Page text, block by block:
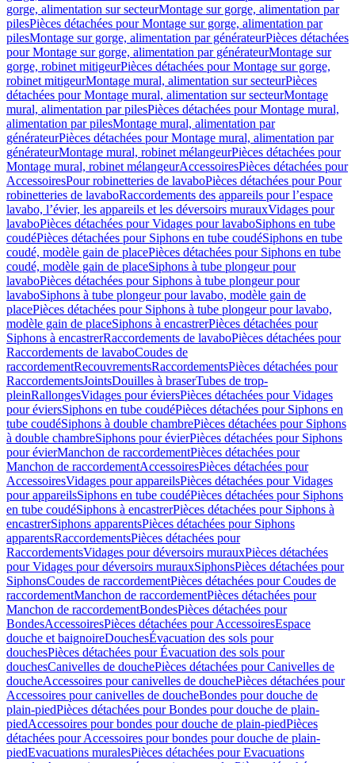
gorge, alimentation sur secteurMontage sur gorge, alimentation par
pilesPièces détachées pour Montage sur gorge, alimentation par
pilesMontage sur gorge, alimentation par générateurPièces détachées
pour Montage sur gorge, alimentation par générateurMontage sur
gorge, robinet mitigeurPièces détachées pour Montage sur gorge,
robinet mitigeurMontage mural, alimentation sur secteurPièces
détachées pour Montage mural, alimentation sur secteurMontage
mural, alimentation par pilesPièces détachées pour Montage mural,
alimentation par pilesMontage mural, alimentation par
générateurPièces détachées pour Montage mural, alimentation par
générateurMontage mural, robinet mélangeurPièces détachées pour
Montage mural, robinet mélangeurAccessoiresPièces détachées pour
AccessoiresPour robinetteries de lavaboPièces détachées pour Pour
robinetteries de lavaboRaccordements des appareils pour l’espace
lavabo, l’évier, les appareils et les déversoirs murauxVidages pour
lavaboPièces détachées pour Vidages pour lavaboSiphons en tube
coudéPièces détachées pour Siphons en tube coudéSiphons en tube
coudé, modèle gain de placePièces détachées pour Siphons en tube
coudé, modèle gain de placeSiphons à tube plongeur pour
lavaboPièces détachées pour Siphons à tube plongeur pour
lavaboSiphons à tube plongeur pour lavabo, modèle gain de
placePièces détachées pour Siphons à tube plongeur pour lavabo,
modèle gain de placeSiphons à encastrerPièces détachées pour
Siphons à encastrerRaccordements de lavaboPièces détachées pour
Raccordements de lavaboCoudes de
raccordementRecouvrementsRaccordementsPièces détachées pour
RaccordementsJointsDouilles à braserTubes de trop-
pleinRallongesVidages pour éviersPièces détachées pour Vidages
pour éviersSiphons en tube coudéPièces détachées pour Siphons en
tube coudéSiphons à double chambrePièces détachées pour Siphons
à double chambreSiphons pour évierPièces détachées pour Siphons
pour évierManchon de raccordementPièces détachées pour
Manchon de raccordementAccessoiresPièces détachées pour
AccessoiresVidages pour appareilsPièces détachées pour Vidages
pour appareilsSiphons en tube coudéPièces détachées pour Siphons
en tube coudéSiphons à encastrerPièces détachées pour Siphons à
encastrerSiphons apparentsPièces détachées pour Siphons
apparentsRaccordementsPièces détachées pour
RaccordementsVidages pour déversoirs murauxPièces détachées
pour Vidages pour déversoirs murauxSiphonsPièces détachées pour
SiphonsCoudes de raccordementPièces détachées pour Coudes de
raccordementManchon de raccordementPièces détachées pour
Manchon de raccordementBondesPièces détachées pour
BondesAccessoiresPièces détachées pour AccessoiresEspace
douche et baignoireDouchesÉvacuation des sols pour
douchesPièces détachées pour Évacuation des sols pour
douchesCanivelles de douchePièces détachées pour Canivelles de
doucheAccessoires pour canivelles de douchePièces détachées pour
Accessoires pour canivelles de doucheBondes pour douche de
plain-piedPièces détachées pour Bondes pour douche de plain-
piedAccessoires pour bondes pour douche de plain-piedPièces
détachées pour Accessoires pour bondes pour douche de plain-
piedEvacuations muralesPièces détachées pour Evacuations